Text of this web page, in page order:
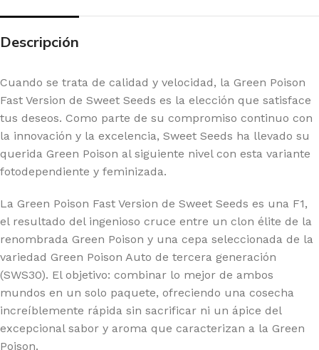
Descripción
Cuando se trata de calidad y velocidad, la Green Poison
Fast Version de Sweet Seeds es la elección que satisface
tus deseos. Como parte de su compromiso continuo con
la innovación y la excelencia, Sweet Seeds ha llevado su
querida Green Poison al siguiente nivel con esta variante
fotodependiente y feminizada.
La Green Poison Fast Version de Sweet Seeds es una F1,
el resultado del ingenioso cruce entre un clon élite de la
renombrada Green Poison y una cepa seleccionada de la
variedad Green Poison Auto de tercera generación
(SWS30). El objetivo: combinar lo mejor de ambos
mundos en un solo paquete, ofreciendo una cosecha
increíblemente rápida sin sacrificar ni un ápice del
excepcional sabor y aroma que caracterizan a la Green
Poison.